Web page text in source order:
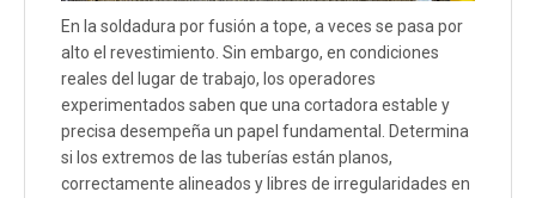
En la soldadura por fusión a tope, a veces se pasa por
alto el revestimiento. Sin embargo, en condiciones
reales del lugar de trabajo, los operadores
experimentados saben que una cortadora estable y
precisa desempeña un papel fundamental. Determina
si los extremos de las tuberías están planos,
correctamente alineados y libres de irregularidades en